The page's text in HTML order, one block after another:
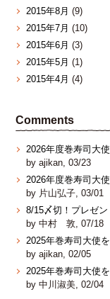
2015年8月 (9)
2015年7月 (10)
2015年6月 (3)
2015年5月 (1)
2015年4月 (4)
Comments
2026年度巻寿司大
by ajikan, 03/23
2026年度巻寿司大
by 片山弘子, 03/01
8/15〆切！プレゼン
by 中村 敦, 07/18
2025年巻寿司大使
by ajikan, 02/05
2025年巻寿司大使
by 中川淑美, 02/04